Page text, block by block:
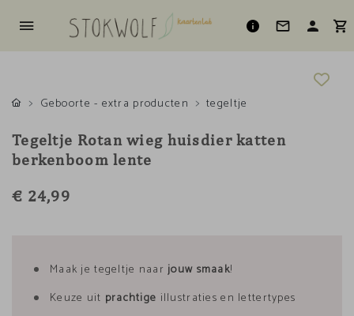
Geboorte - extra producten
tegeltje
Tegeltje Rotan wieg huisdier katten
berkenboom lente
€ 24,99
Maak je tegeltje naar jouw smaak!
Keuze uit prachtige illustraties en lettertypes